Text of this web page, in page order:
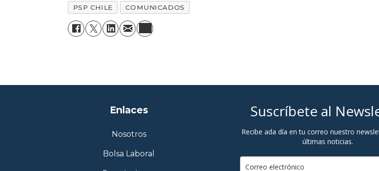
PSP CHILE COMUNICADOS
Enlaces
Nosotros
Bolsa Laboral
Suscríbete al
Recibe ada día en tu correo nuestro
últimas noticias.